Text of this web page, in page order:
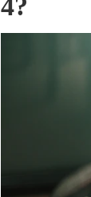
4?